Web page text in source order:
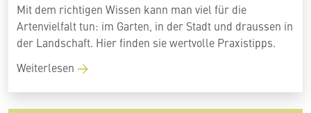
Mit dem richtigen Wissen kann man viel für die
Artenvielfalt tun: im Garten, in der Stadt und draussen in
der Landschaft. Hier finden sie wertvolle Praxistipps.
Weiterlesen